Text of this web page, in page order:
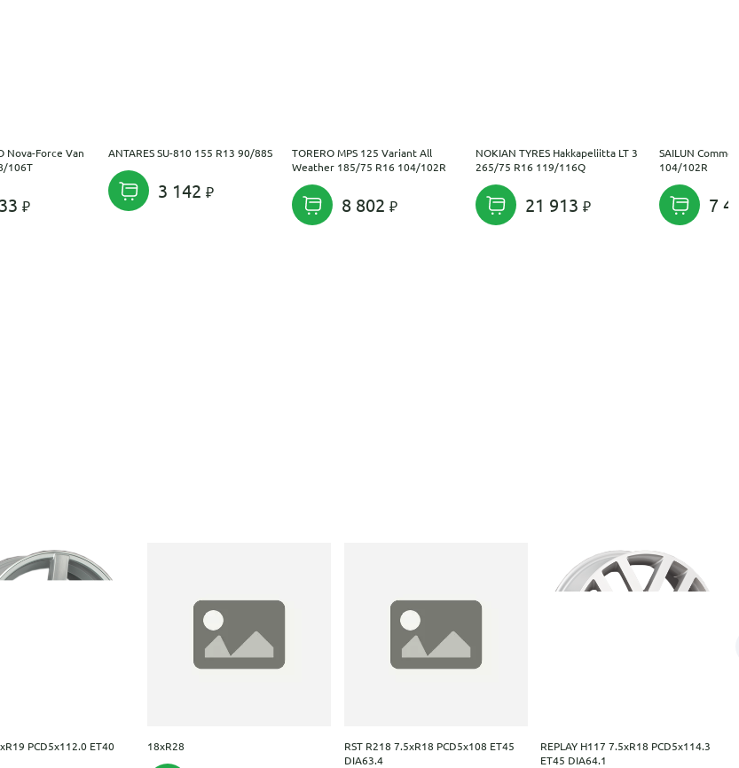
Nova-Force Van
106T
ANTARES SU-810 155 R13 90/88S
3 142
TORERO MPS 125 Variant All
Weather 185/75 R16 104/102R
8 802
NOKIAN TYRES Hakkapeliitta LT 3
265/75 R16 119/116Q
21 913
SAILUN
104/102R
7
PCD5x112.0 ET40
18xR28
RST R218 7.5xR18 PCD5x108 ET45
DIA63.4
REPLAY H117 7.5xR18 PCD5x114.3
ET45 DIA64.1